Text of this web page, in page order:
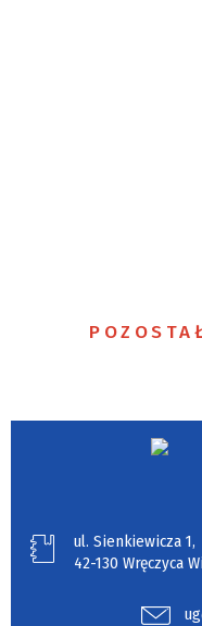
ul. Sienkiewicza 1,
42-130 Wręczyca